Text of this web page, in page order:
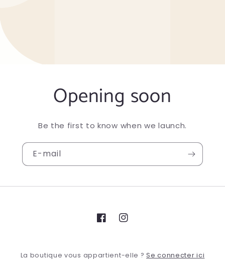
Opening soon
Be the first to know when we launch.
E-mail
FacebookInstagram
La boutique vous appartient-elle ?Se connecter ici